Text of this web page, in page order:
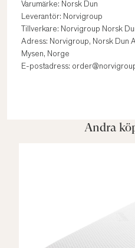
Varumärke: Norsk Dun
Leverantör: Norvigroup
Tillverkare: Norvigroup Norsk
Adress: Norvigroup, Norsk Dun
Mysen, Norge
E-postadress:
Andra